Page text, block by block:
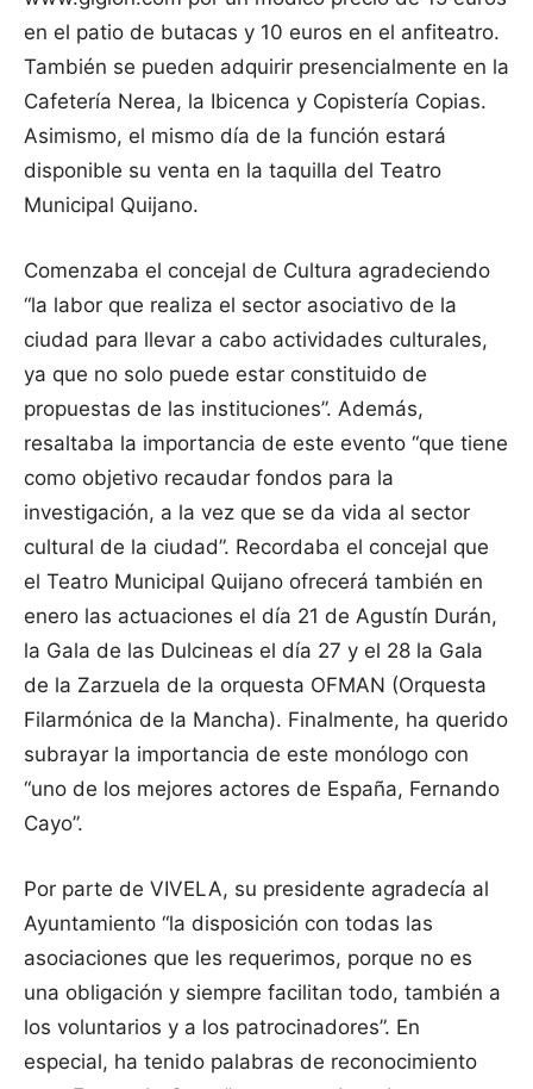
en el patio de butacas y 10 euros en el anfiteatro.
También se pueden adquirir presencialmente en la
Cafetería Nerea, la Ibicenca y Copistería Copias.
Asimismo, el mismo día de la función estará
disponible su venta en la taquilla del Teatro
Municipal Quijano.
Comenzaba el concejal de Cultura agradeciendo
“la labor que realiza el sector asociativo de la
ciudad para llevar a cabo actividades culturales,
ya que no solo puede estar constituido de
propuestas de las instituciones”. Además,
resaltaba la importancia de este evento “que tiene
como objetivo recaudar fondos para la
investigación, a la vez que se da vida al sector
cultural de la ciudad”. Recordaba el concejal que
el Teatro Municipal Quijano ofrecerá también en
enero las actuaciones el día 21 de Agustín Durán,
la Gala de las Dulcineas el día 27 y el 28 la Gala
de la Zarzuela de la orquesta OFMAN (Orquesta
Filarmónica de la Mancha). Finalmente, ha querido
subrayar la importancia de este monólogo con
“uno de los mejores actores de España, Fernando
Cayo”.
Por parte de VIVELA, su presidente agradecía al
Ayuntamiento “la disposición con todas las
asociaciones que les requerimos, porque no es
una obligación y siempre facilitan todo, también a
los voluntarios y a los patrocinadores”. En
especial, ha tenido palabras de reconocimiento